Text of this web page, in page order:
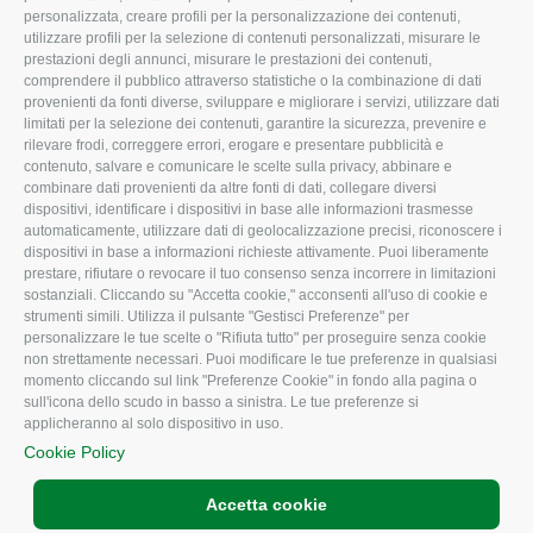
personalizzata, creare profili per la personalizzazione dei contenuti,
utilizzare profili per la selezione di contenuti personalizzati, misurare le
prestazioni degli annunci, misurare le prestazioni dei contenuti,
comprendere il pubblico attraverso statistiche o la combinazione di dati
provenienti da fonti diverse, sviluppare e migliorare i servizi, utilizzare dati
limitati per la selezione dei contenuti, garantire la sicurezza, prevenire e
rilevare frodi, correggere errori, erogare e presentare pubblicità e
contenuto, salvare e comunicare le scelte sulla privacy, abbinare e
combinare dati provenienti da altre fonti di dati, collegare diversi
dispositivi, identificare i dispositivi in base alle informazioni trasmesse
automaticamente, utilizzare dati di geolocalizzazione precisi, riconoscere i
dispositivi in base a informazioni richieste attivamente. Puoi liberamente
prestare, rifiutare o revocare il tuo consenso senza incorrere in limitazioni
sostanziali. Cliccando su "Accetta cookie," acconsenti all'uso di cookie e
strumenti simili. Utilizza il pulsante "Gestisci Preferenze" per
personalizzare le tue scelte o "Rifiuta tutto" per proseguire senza cookie
non strettamente necessari. Puoi modificare le tue preferenze in qualsiasi
momento cliccando sul link "Preferenze Cookie" in fondo alla pagina o
sull'icona dello scudo in basso a sinistra. Le tue preferenze si
applicheranno al solo dispositivo in uso.
Cookie Policy
Accetta cookie
Organigramma aziendale
I Nostri Servizi
Uffici della Sede
provinciale
Le Sedi di Zona
Agricoltori S.r.l.
Whistleblowing
Confagricoltura Rovigo e
Agricoltori srl
Lavoro
Ambiente
Associazione
CONFAGRICOLTURA
ATTIVA
Notizie in evidenza
Eventi
Comunicati Stampa
Video
Iscrizione Newsletter
Newsletter